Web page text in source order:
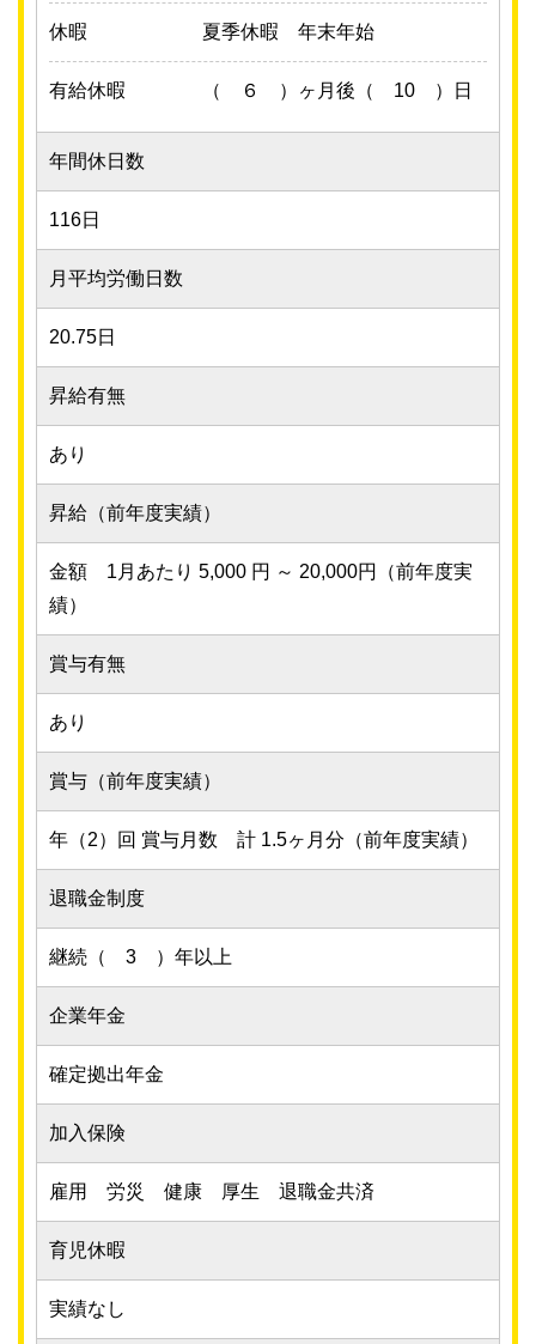
休暇 夏季休暇 年末年始
有給休暇 （ ６ ）ヶ月後（ 10 ）日
年間休日数
116日
月平均労働日数
20.75日
昇給有無
あり
昇給（前年度実績）
金額 1月あたり 5,000 円 ～ 20,000円（前年度実
績）
賞与有無
あり
賞与（前年度実績）
年（2）回 賞与月数 計 1.5ヶ月分（前年度実績）
退職金制度
継続（ 3 ）年以上
企業年金
確定拠出年金
加入保険
雇用 労災 健康 厚生 退職金共済
育児休暇
実績なし